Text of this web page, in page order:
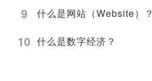
9 什么是网站（Website）？
10 什么是数字经济？